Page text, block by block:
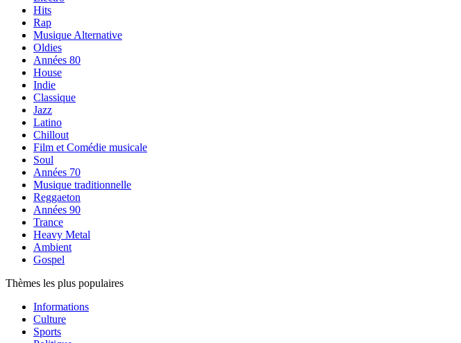
Hits
Rap
Musique Alternative
Oldies
Années 80
House
Indie
Classique
Jazz
Latino
Chillout
Film et Comédie musicale
Soul
Années 70
Musique traditionnelle
Reggaeton
Années 90
Trance
Heavy Metal
Ambient
Gospel
Thèmes les plus populaires
Informations
Culture
Sports